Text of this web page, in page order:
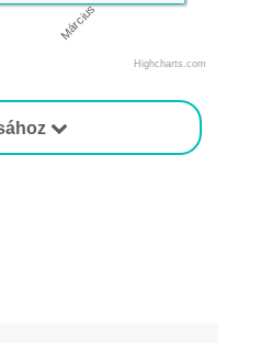
Március
Highcharts.com